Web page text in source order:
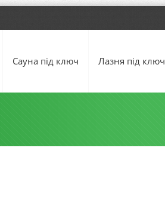
Сауна під ключ Лазня під ключ